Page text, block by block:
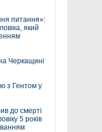
питання»:
який
Черкащині
з Гентом у
до смерті
5 років